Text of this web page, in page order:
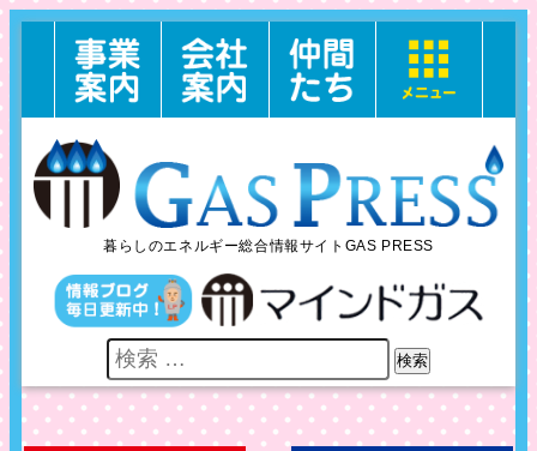
暮らしのエネルギー総合情報サイトGAS PRESS
検索